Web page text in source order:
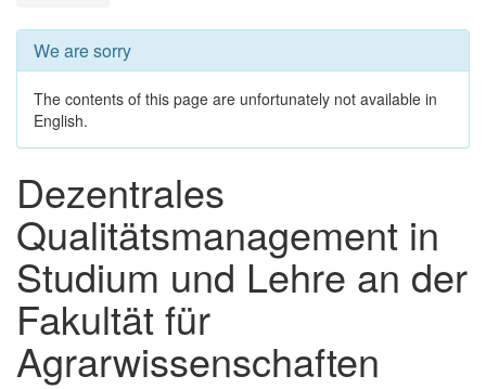
We are sorry
The contents of this page are unfortunately not available in
English.
Dezentrales
Qualitätsmanagement in
Studium und Lehre an der
Fakultät für
Agrarwissenschaften